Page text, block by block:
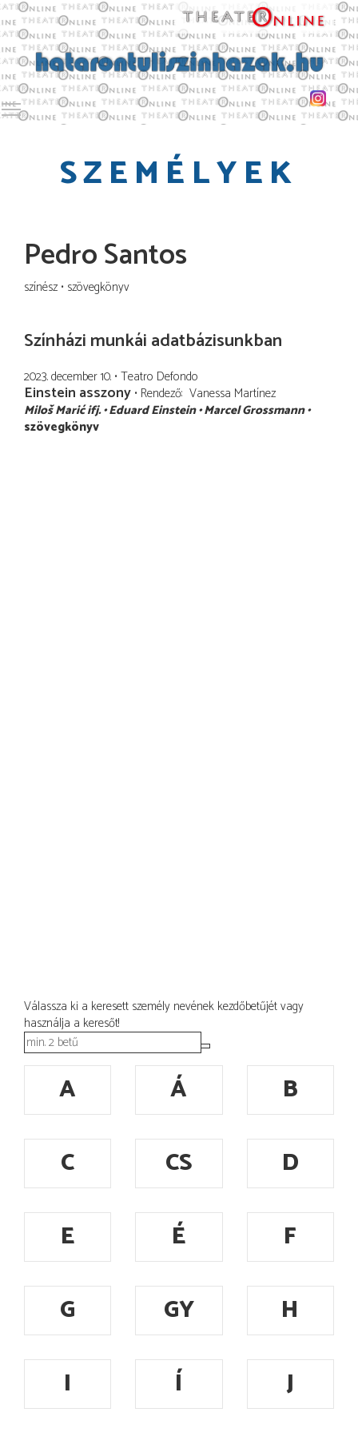
Toggle main menu visibility
SZEMÉLYEK
Pedro Santos
színész szövegkönyv
Színházi munkái adatbázisunkban
2023. december 10. Teatro Defondo
Einstein asszony Rendező Vanessa Martínez
Miloš Marić ifj. Eduard Einstein Marcel Grossmann
szövegkönyv
Válassza ki a keresett személy nevének kezdőbetűjét vagy
használja a keresőt!
A Á
B
C
CS
D
E
É
F
G
GY
H
I
Í J